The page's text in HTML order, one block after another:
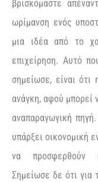
βρισκόμαστε
ωρίμανση ενός
μια ιδέα από το
επιχείρηση. Αυτό
σημείωσε, είναι ότι
ανάγκη, αφού μπορεί
αναπαραγωγική
υπάρξει οικονομική
να προσφερθούν
Σημείωσε δε ότι για